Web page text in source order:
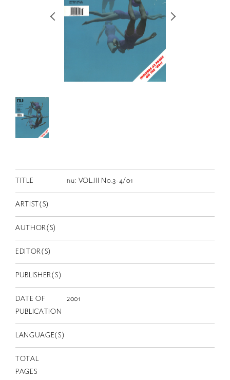
SCHOLARSHIP
出演者
出版物
動画
スカラシップ受賞者
CONTACT
JP
EN
TITLE nu: VOL.III No.3-4/01
ARTIST(S)
AUTHOR(S)
EDITOR(S)
PUBLISHER(S)
DATE OF
PUBLICATION
2001
LANGUAGE(S)
TOTAL
PAGES